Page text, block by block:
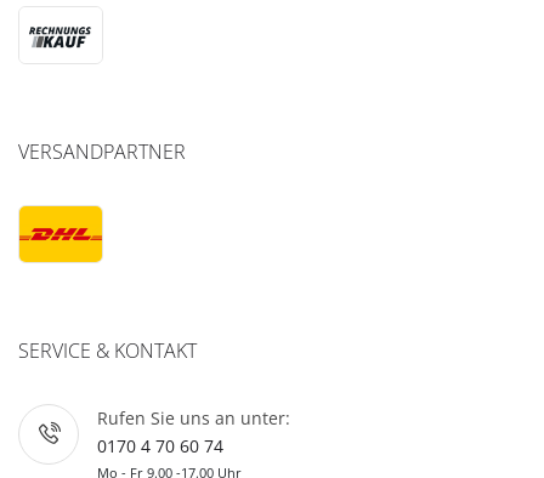
VERSANDPARTNER
SERVICE & KONTAKT
Rufen Sie uns an unter:
0170 4 70 60 74
Mo - Fr 9.00 -17.00 Uhr